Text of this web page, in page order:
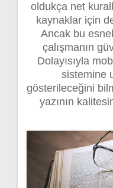
oldukça net
kaynaklar için
Ancak bu
çalışmanın
Dolayısıyla
sistemine
gösterileceğini
yazının